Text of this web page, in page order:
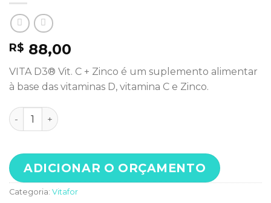
R$ 88,00
VITA D3® Vit. C + Zinco é um suplemento alimentar
à base das vitaminas D, vitamina C e Zinco.
Vita D3 + C + Zinco - 60 Cap quantidade
ADICIONAR O ORÇAMENTO
Categoria: Vitafor